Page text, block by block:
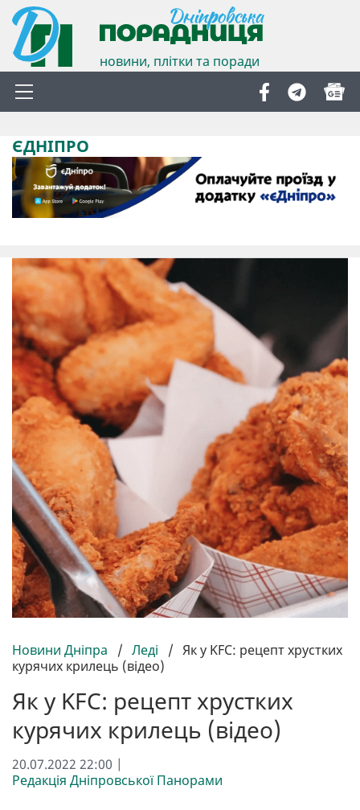
новини, плітки та поради
ЄДНІПРО
Новини Дніпра / Леді / Як у KFC: рецепт хрустких
курячих крилець (відео)
Як у KFC: рецепт хрустких
курячих крилець (відео)
20.07.2022 22:00 |
Редакція Дніпровської Панорами